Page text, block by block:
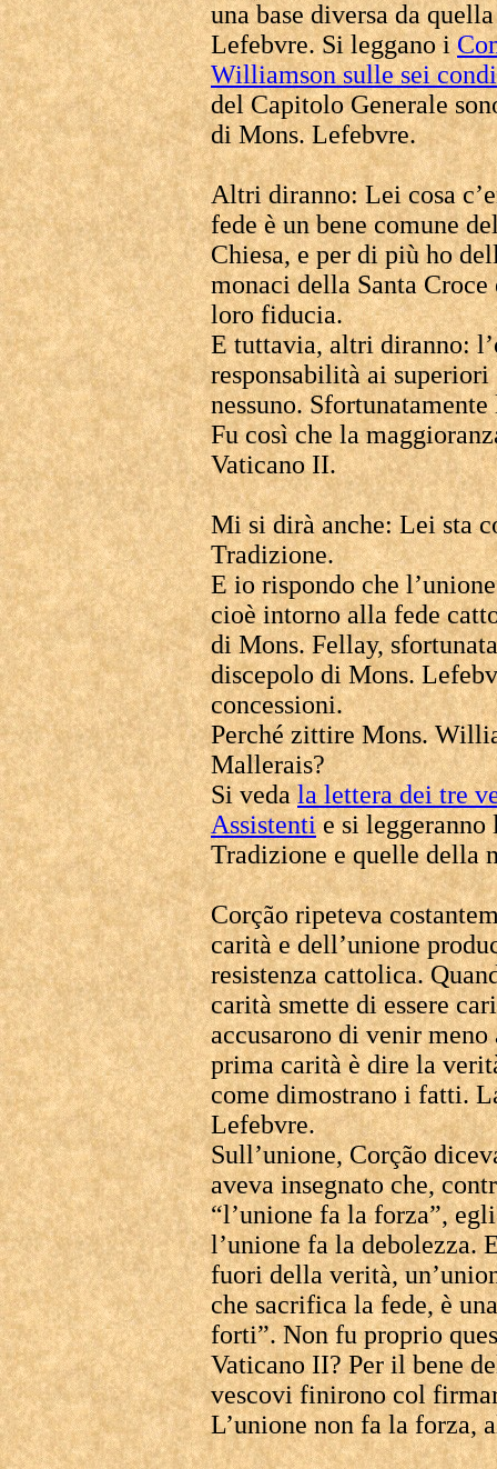
una base diversa da
Lefebvre. Si leggano i
Williamson sulle sei
del Capitolo Generale
di Mons. Lefebvre.
Altri diranno: Lei cosa
fede è un bene comune
Chiesa, e per di più ho
monaci della Santa
loro fiducia.
E tuttavia, altri diranno:
responsabilità ai superiori
nessuno.
Fu così che la
Vaticano II.
Mi si dirà anche: Lei sta
Tradizione.
E io rispondo che
cioè intorno alla fede
di Mons. Fellay,
discepolo di Mons.
concessioni.
Perché zittire Mons.
Mallerais?
Si vedala lettera dei tre
Assistentie si
Tradizione e quelle della
Corção ripeteva
carità e dell’unione
resistenza cattolica.
carità smette di essere
accusarono di venir
prima carità è dire la
come dimostrano i fatti.
Lefebvre.
Sull’unione, Corção
aveva insegnato che,
“l’unione fa la forza”,
l’unione fa la debolezza.
fuori della verità,
che sacrifica la fede, è
forti”. Non fu proprio
Vaticano II? Per il bene
vescovi finirono col
L’unione non fa la forza,